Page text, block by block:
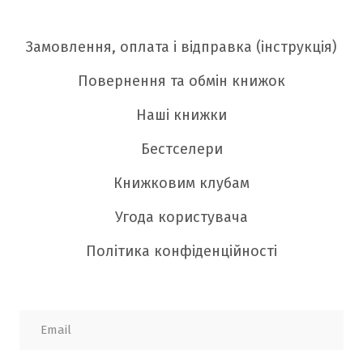
Замовлення, оплата і відправка (інструкція)
Повернення та обмін книжок
Наші книжки
Бестселери
Книжковим клубам
Угода користувача
Політика конфіденційності